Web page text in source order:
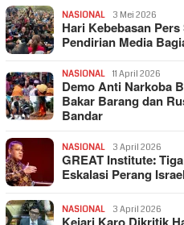
NASIONAL 3 Mei 2026
Hari Kebebasan
Pendirian Media
NASIONAL 11 April 2026
Demo Anti Narkoba
Bakar Barang dan
Bandar
NASIONAL 3 April 2026
GREAT Institute:
Eskalasi Perang
NASIONAL 3 April 2026